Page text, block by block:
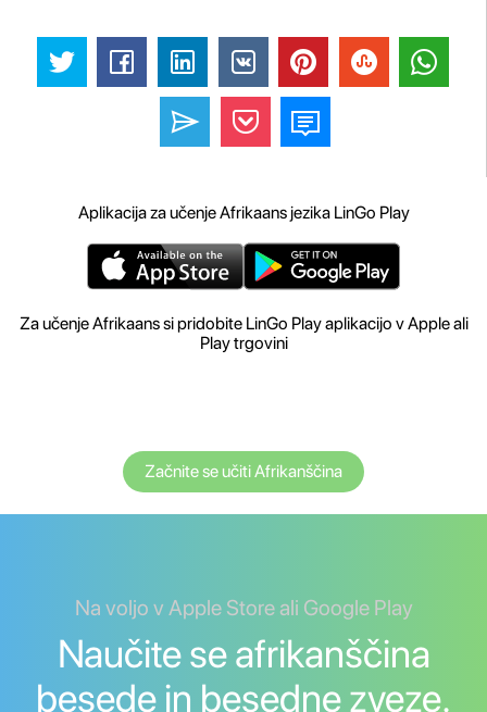
Aplikacija za učenje Afrikaans jezika LinGo Play
Za učenje Afrikaans si pridobite LinGo Play aplikacijo v Apple ali
Play trgovini
Začnite se učiti Afrikanščina
Na voljo v Apple Store ali Google Play
Naučite se afrikanščina
besede in besedne zveze.